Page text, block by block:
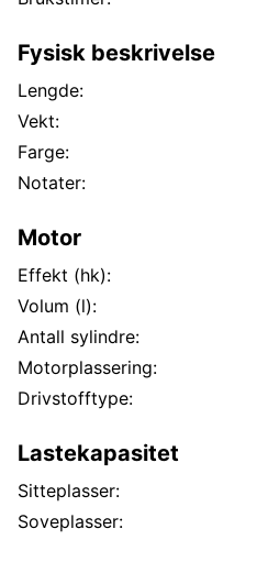
Fysisk beskrivelse
Lengde:
Vekt:
Farge:
Notater:
Motor
Effekt (hk):
Volum (l):
Antall sylindre:
Motorplassering:
Drivstofftype:
Lastekapasitet
Sitteplasser:
Soveplasser: